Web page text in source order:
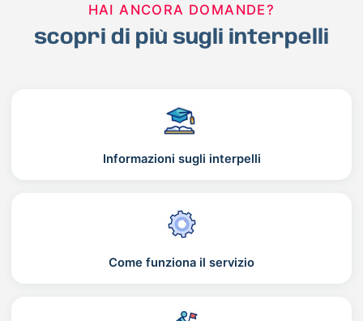
HAI ANCORA DOMANDE?
scopri di più sugli interpelli
Informazioni sugli interpelli
Come funziona il servizio